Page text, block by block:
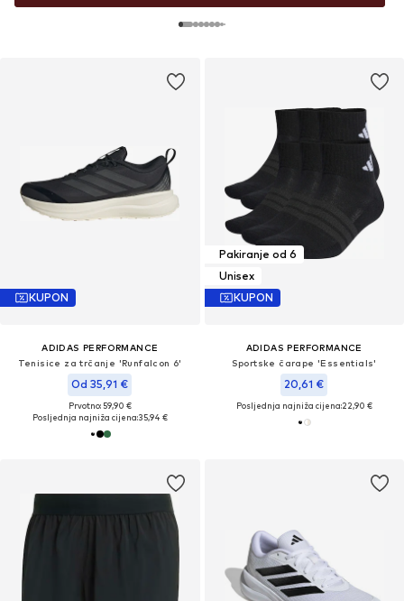
KUPON
ADIDAS PERFORMANCE
Tenisice za trčanje 'Runfalcon 6'
Od 35,91 €
Prvotno: 59,90 €
Posljednja najniža cijena:35,94 €
Pakiranje od 6
Unisex
KUPON
ADIDAS PERFORMANCE
Sportske čarape 'Essentials'
20,61 €
Posljednja najniža cijena:22,90 €